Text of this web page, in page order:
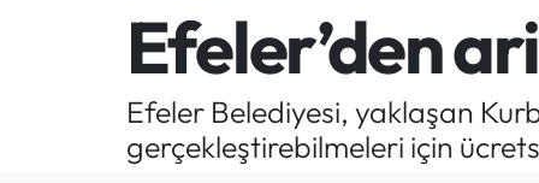
Efeler’den
Efeler Belediyesi, yaklaşan
gerçekleştirebilmeleri için
DÜNYA
EĞİTİM
Aydin Namaz Vakitleri
Aydın Trafik Yoğunluk Haritası
Süper Lig Puan Durumu ve Fikstür